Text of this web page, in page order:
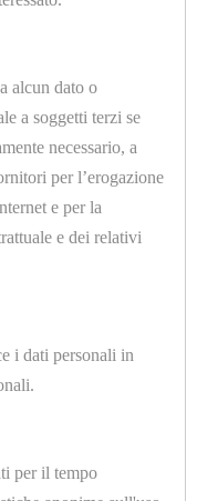
1/8 Ø=4mm.
alcun dato o
a soggetti terzi se
necessario, a
per l’erogazione
e per la
e dei relativi
i dati personali in
per il tempo